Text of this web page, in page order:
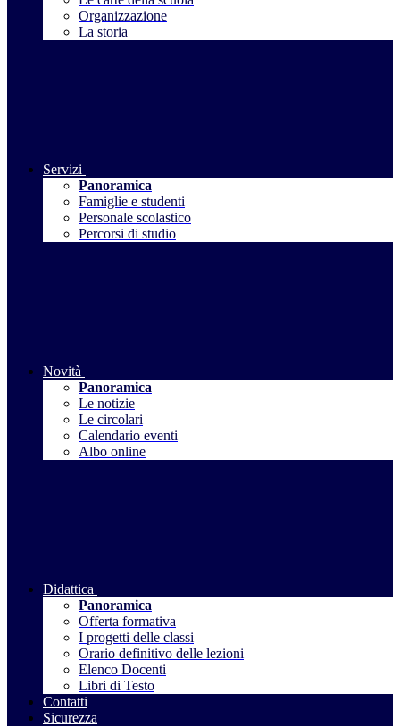
Organizzazione
La storia
Servizi
Panoramica
Famiglie e studenti
Personale scolastico
Percorsi di studio
Novità
Panoramica
Le notizie
Le circolari
Calendario eventi
Albo online
Didattica
Panoramica
Offerta formativa
I progetti delle classi
Orario definitivo delle lezioni
Elenco Docenti
Libri di Testo
Contatti
Sicurezza